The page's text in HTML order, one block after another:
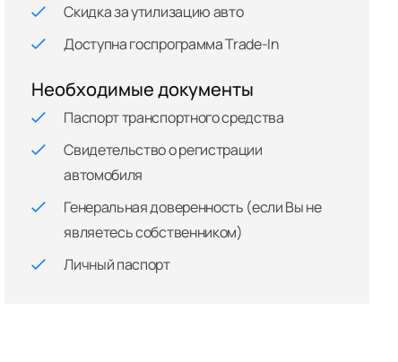
Скидка за утилизацию авто
Доступна госпрограмма Trade-In
Необходимые документы
Паспорт транспортного средства
Свидетельство о регистрации
автомобиля
Генеральная доверенность (если Вы не
являетесь собственником)
Личный паспорт